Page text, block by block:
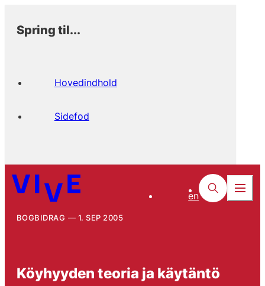
Spring til...
Hovedindhold
Sidefod
en
BOGBIDRAG 1. SEP 2005
Köyhyyden teoria ja käytäntö